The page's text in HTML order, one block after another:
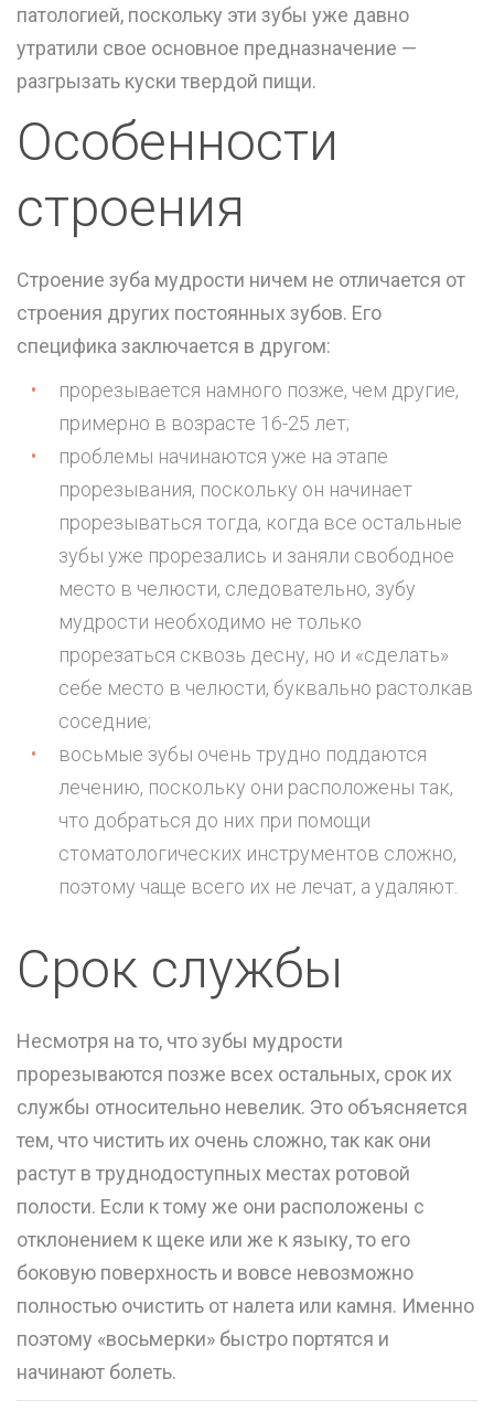
патологией, поскольку эти зубы уже давно
утратили свое основное предназначение —
разгрызать куски твердой пищи.
Особенности
строения
Строение зуба мудрости ничем не отличается от
строения других постоянных зубов. Его
специфика заключается в другом:
прорезывается намного позже, чем другие,
примерно в возрасте 16-25 лет;
проблемы начинаются уже на этапе
прорезывания, поскольку он начинает
прорезываться тогда, когда все остальные
зубы уже прорезались и заняли свободное
место в челюсти, следовательно, зубу
мудрости необходимо не только
прорезаться сквозь десну, но и «сделать»
себе место в челюсти, буквально растолкав
соседние;
восьмые зубы очень трудно поддаются
лечению, поскольку они расположены так,
что добраться до них при помощи
стоматологических инструментов сложно,
поэтому чаще всего их не лечат, а удаляют.
Срок службы
Несмотря на то, что зубы мудрости
прорезываются позже всех остальных, срок их
службы относительно невелик. Это объясняется
тем, что чистить их очень сложно, так как они
растут в труднодоступных местах ротовой
полости. Если к тому же они расположены с
отклонением к щеке или же к языку, то его
боковую поверхность и вовсе невозможно
полностью очистить от налета или камня. Именно
поэтому «восьмерки» быстро портятся и
начинают болеть.